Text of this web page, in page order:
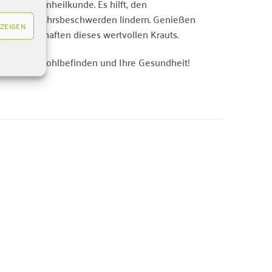
Frauenheilkunde. Es hilft, den
lindern. Genießen
Eigenschaften dieses wertvollen Krauts.
für Ihr Wohlbefinden und Ihre Gesundheit!